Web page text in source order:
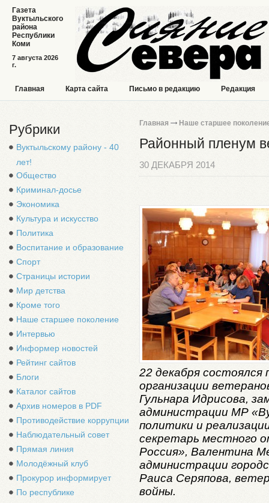
7 августа 2026
г.
Газета
Вуктыльского
района
Республики
Коми
Главная Карта сайта Письмо в редакцию Редакция
Рубрики
Вуктыльскому району - 40
лет!
Общество
Криминал-досье
Экономика
Культура и искусство
Политика
Воспитание и образование
Спорт
Страницы истории
Мир детства
Кроме того
Наше старшее поколение
Интервью
Информер новостей
Рейтинг сайтов
Блоги
Каталог сайтов
Архив номеров в PDF
Противодействие коррупции
Наблюдательный совет
Прямая линия
Молодёжный клуб
Прокурор информирует
По республике
Главная Наше старшее
Районный пленум
30 ДЕКАБРЯ 2014
22 декабря
организации
Гульнара Идрисова,
администрации МР
политики и
секретарь местного
Россия», Валентина
администрации
Раиса Серяпова,
войны.